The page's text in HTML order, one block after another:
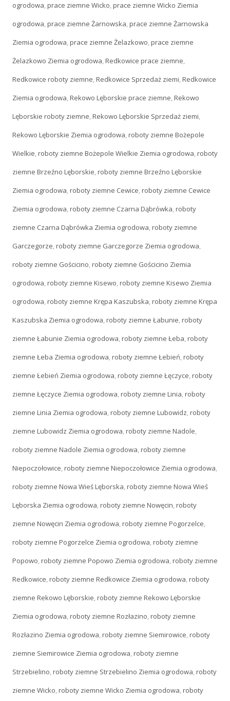
ogrodowa,prace ziemne Wicko,prace ziemne Wicko Ziemia
ogrodowa,prace ziemne Żarnowska,prace ziemne Żarnowska
Ziemia ogrodowa,prace ziemne Żelazkowo,prace ziemne
Żelazkowo Ziemia ogrodowa,Redkowice prace ziemne,
Redkowice roboty ziemne,Redkowice Sprzedaż ziemi,Redkowice
Ziemia ogrodowa,Rekowo Lęborskie prace ziemne,Rekowo
Lęborskie roboty ziemne,Rekowo Lęborskie Sprzedaż ziemi,
Rekowo Lęborskie Ziemia ogrodowa,roboty ziemne Bożepole
Wielkie,roboty ziemne Bożepole Wielkie Ziemia ogrodowa,roboty
ziemne Brzeźno Lęborskie,roboty ziemne Brzeźno Lęborskie
Ziemia ogrodowa,roboty ziemne Cewice,roboty ziemne Cewice
Ziemia ogrodowa,roboty ziemne Czarna Dąbrówka,roboty
ziemne Czarna Dąbrówka Ziemia ogrodowa,roboty ziemne
Garczegorze,roboty ziemne Garczegorze Ziemia ogrodowa,
roboty ziemne Gościcino,roboty ziemne Gościcino Ziemia
ogrodowa,roboty ziemne Kisewo,roboty ziemne Kisewo Ziemia
ogrodowa,roboty ziemne Krępa Kaszubska,roboty ziemne Krępa
Kaszubska Ziemia ogrodowa,roboty ziemne Łabunie,roboty
ziemne Łabunie Ziemia ogrodowa,roboty ziemne Łeba,roboty
ziemne Łeba Ziemia ogrodowa,roboty ziemne Łebień,roboty
ziemne Łebień Ziemia ogrodowa,roboty ziemne Łęczyce,roboty
ziemne Łęczyce Ziemia ogrodowa,roboty ziemne Linia,roboty
ziemne Linia Ziemia ogrodowa,roboty ziemne Lubowidz,roboty
ziemne Lubowidz Ziemia ogrodowa,roboty ziemne Nadole,
roboty ziemne Nadole Ziemia ogrodowa,roboty ziemne
Niepoczołowice,roboty ziemne Niepoczołowice Ziemia ogrodowa,
roboty ziemne Nowa Wieś Lęborska,roboty ziemne Nowa Wieś
Lęborska Ziemia ogrodowa,roboty ziemne Nowęcin,roboty
ziemne Nowęcin Ziemia ogrodowa,roboty ziemne Pogorzelce,
roboty ziemne Pogorzelce Ziemia ogrodowa,roboty ziemne
Popowo,roboty ziemne Popowo Ziemia ogrodowa,roboty ziemne
Redkowice,roboty ziemne Redkowice Ziemia ogrodowa,roboty
ziemne Rekowo Lęborskie,roboty ziemne Rekowo Lęborskie
Ziemia ogrodowa,roboty ziemne Rozłazino,roboty ziemne
Rozłazino Ziemia ogrodowa,roboty ziemne Siemirowice,roboty
ziemne Siemirowice Ziemia ogrodowa,roboty ziemne
Strzebielino,roboty ziemne Strzebielino Ziemia ogrodowa,roboty
ziemne Wicko,roboty ziemne Wicko Ziemia ogrodowa,roboty